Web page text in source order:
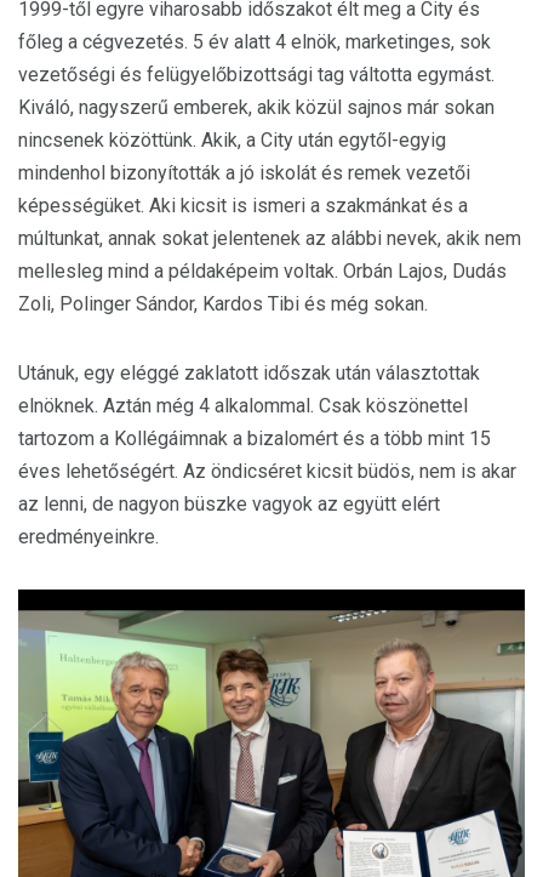
1999-től egyre viharosabb időszakot élt meg a City és
főleg a cégvezetés. 5 év alatt 4 elnök, marketinges, sok
vezetőségi és felügyelőbizottsági tag váltotta egymást.
Kiváló, nagyszerű emberek, akik közül sajnos már sokan
nincsenek közöttünk. Akik, a City után egytől-egyig
mindenhol bizonyították a jó iskolát és remek vezetői
képességüket. Aki kicsit is ismeri a szakmánkat és a
múltunkat, annak sokat jelentenek az alábbi nevek, akik nem
mellesleg mind a példaképeim voltak. Orbán Lajos, Dudás
Zoli, Polinger Sándor, Kardos Tibi és még sokan.
Utánuk, egy eléggé zaklatott időszak után választottak
elnöknek. Aztán még 4 alkalommal. Csak köszönettel
tartozom a Kollégáimnak a bizalomért és a több mint 15
éves lehetőségért. Az öndicséret kicsit büdös, nem is akar
az lenni, de nagyon büszke vagyok az együtt elért
eredményeinkre.